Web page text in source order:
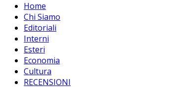
Home
Chi Siamo
Editoriali
Interni
Esteri
Economia
Cultura
RECENSIONI